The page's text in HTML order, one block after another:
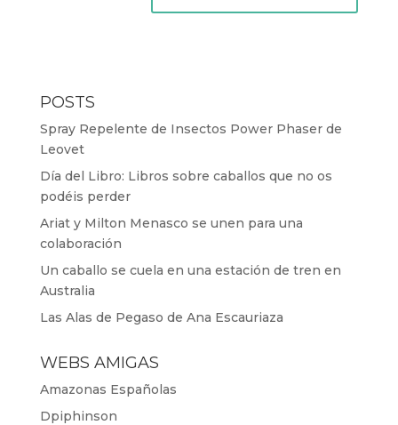
POSTS
Spray Repelente de Insectos Power Phaser de
Leovet
Día del Libro: Libros sobre caballos que no os
podéis perder
Ariat y Milton Menasco se unen para una
colaboración
Un caballo se cuela en una estación de tren en
Australia
Las Alas de Pegaso de Ana Escauriaza
WEBS AMIGAS
Amazonas Españolas
Dpiphinson